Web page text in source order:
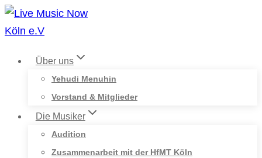
Zum
Inhalt
Über uns
Yehudi Menuhin
Vorstand & Mitglieder
Die Musiker
Audition
Zusammenarbeit mit der HfMT Köln